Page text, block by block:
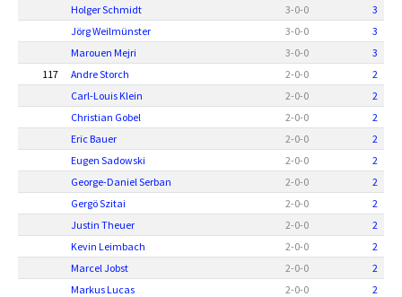
Holger Schmidt
3-0-0
3
Jörg Weilmünster
3-0-0
3
Marouen Mejri
3-0-0
3
117
Andre Storch 2-0-0
2
Carl-Louis Klein
2-0-0
2
Christian Gobel
2-0-0
2
Eric Bauer
2-0-0
2
Eugen Sadowski
2-0-0
2
George-Daniel Serban
2-0-0
2
Gergö Szitai
2-0-0
2
Justin Theuer
2-0-0
2
Kevin Leimbach
2-0-0
2
Marcel Jobst
2-0-0
2
Markus Lucas
2-0-0
2